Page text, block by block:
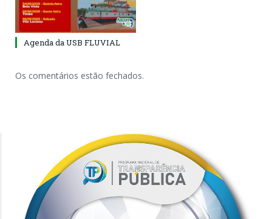
Agenda da USB FLUVIAL
Os comentários estão fechados.